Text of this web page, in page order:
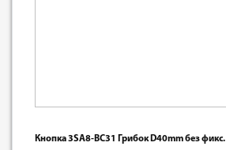
Кнопка 3SA8-BC31 Грибок D40mm без фикс.